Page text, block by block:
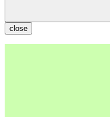
close